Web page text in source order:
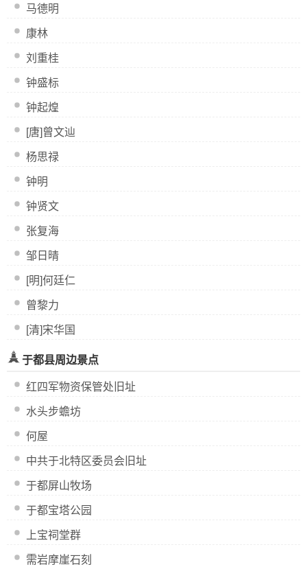
马德明
康林
刘重桂
钟盛标
钟起煌
[唐]曾文辿
杨思禄
钟明
钟贤文
张复海
邹日晴
[明]何廷仁
曾黎力
[清]宋华国
于都县周边景点
红四军物资保管处旧址
水头步蟾坊
何屋
中共于北特区委员会旧址
于都屏山牧场
于都宝塔公园
上宝祠堂群
需岩摩崖石刻